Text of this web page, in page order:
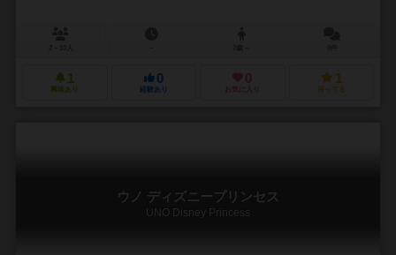
1
興味あり
0
経験あり
0
お気に入り
1
持ってる
ウノ ディズニープリンセス
UNO Disney Princess